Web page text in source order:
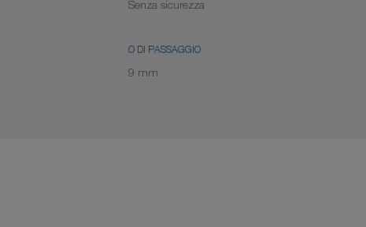
Senza sicurezza
Ø DI PASSAGGIO
9 mm